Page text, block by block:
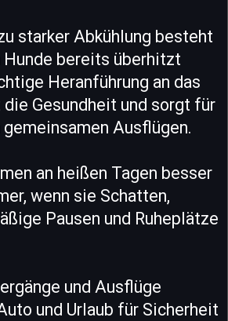
starker Abkühlung besteht
Hunde bereits überhitzt
Heranführung an das
Gesundheit und sorgt für
gemeinsamen Ausflügen.
an heißen Tagen besser
wenn sie Schatten,
Pausen und Ruheplätze
und Ausflüge
und Urlaub für Sicherheit